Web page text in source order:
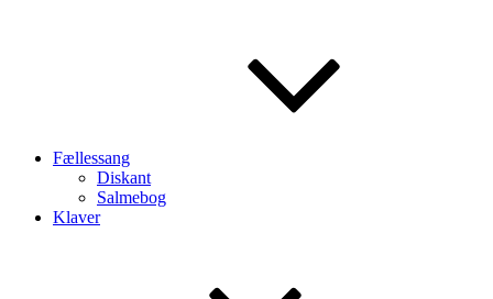
Fællessang
Diskant
Salmebog
Klaver